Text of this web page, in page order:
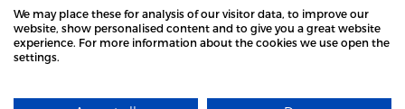
47 23 89 88 63 © Copyright 2016-2026 The LOCALMARKET GROUP ™.
DODATKOWO OD ZESPOŁU LOCALMARKET |
STRONA LOCAL MARKET WYKORZYSTUJE PLIKI
We may place these for analysis of our visitor data, to improve our
website, show personalised content and to give you a great website
experience. For more information about the cookies we use open the
settings.